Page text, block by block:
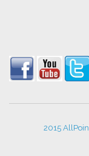
2015